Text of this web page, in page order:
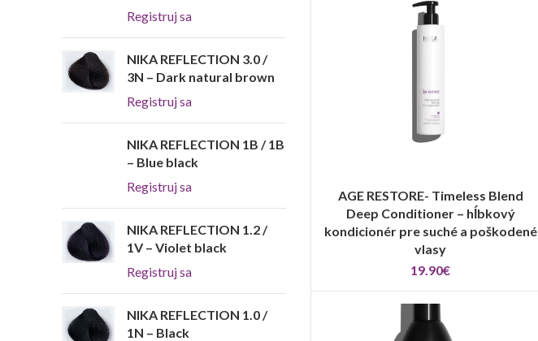
Registruj sa
NIKA REFLECTION 3.0 /
3N – Dark natural brown
Registruj sa
NIKA REFLECTION 1B / 1B
– Blue black
Registruj sa
NIKA REFLECTION 1.2 /
1V – Violet black
Registruj sa
NIKA REFLECTION 1.0 /
1N – Black
VÝBER MOŽNOSTÍ
AGE RESTORE- Timeless Blend
Deep Conditioner – hĺbkový
kondicionér pre suché a poškodené
vlasy
19.90€